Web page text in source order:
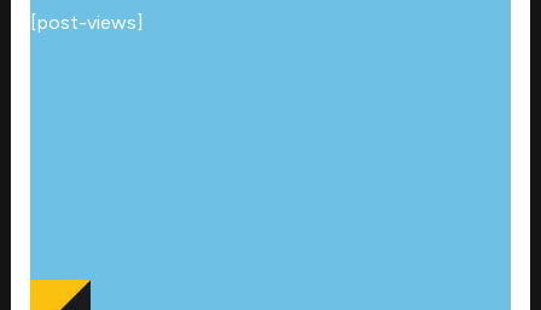
[post-views]